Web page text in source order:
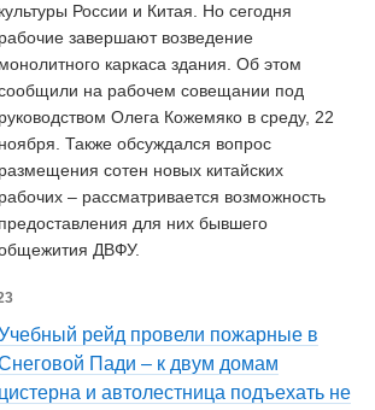
культуры России и Китая. Но сегодня
рабочие завершают возведение
монолитного каркаса здания. Об этом
на рабочем совещании под
руководством Олега Кожемяко в среду, 22
ноября. Также обсуждался вопрос
размещения сотен новых китайских
рабочих – рассматривается возможность
предоставления для них бывшего
ДВФУ.
рейд провели пожарные в
Пади – к двум домам
цистерна и автолестница подъехать не